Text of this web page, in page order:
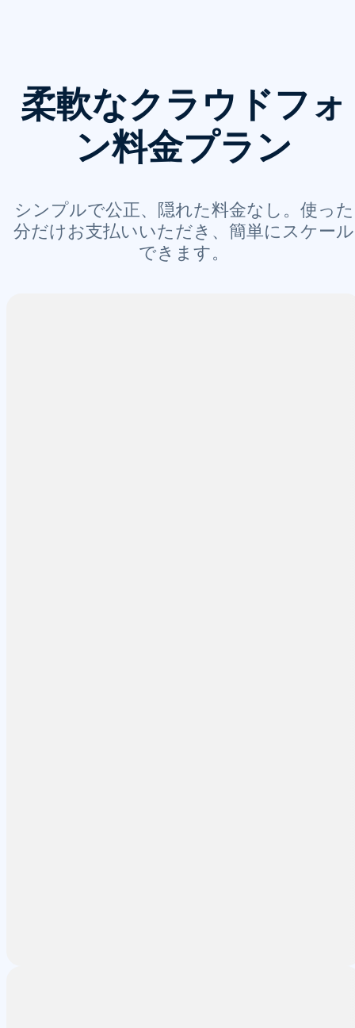
柔軟なクラウドフォ
ン料金プラン
シンプルで公正、隠れた料金なし。使った
分だけお支払いいただき、簡単にスケール
できます。